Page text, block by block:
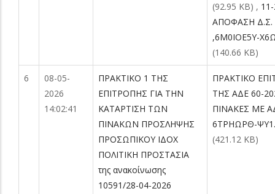
(92.95 KB) ,
ΑΠΟΦΑΣΗ Δ.Σ.
,6Μ0ΙΟΕ5Υ-
(140.66 KB)
6
08-05-
2026
14:02:41
ΠΡΑΚΤΙΚΟ 1 ΤΗΣ
ΕΠΙΤΡΟΠΗΣ ΓΙΑ ΤΗΝ
ΚΑΤΑΡΤΙΣΗ ΤΩΝ
ΠΙΝΑΚΩΝ ΠΡΟΣΛΗΨΗΣ
ΠΡΟΣΩΠΙΚΟΥ ΙΔΟΧ
ΠΟΛΙΤΙΚΗ ΠΡΟΣΤΑΣΙΑ
της ανακοίνωσης
10591/28-04-2026
ΠΡΑΚΤΙΚΟ
ΤΗΣ ΑΔΕ 60-
ΠΙΝΑΚΕΣ ΜΕ
6ΤΡΗΩΡΘ-
(421.12 KB)